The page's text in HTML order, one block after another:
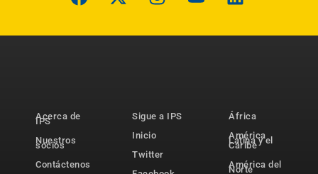
Acerca de
IPS
Nuestros
socios
Contáctenos
Sigue a IPS
Inicio
Twitter
África
América
Latina y el
Caribe
América del
Norte